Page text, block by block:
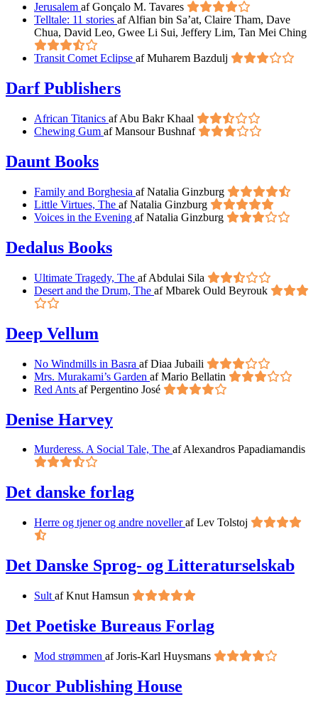
Jerusalem af Gonçalo M. Tavares
Telltale: 11 stories af Alfian bin Sa’at, Claire Tham, Dave
Chua, David Leo, Gwee Li Sui, Jeffery Lim, Tan Mei Ching
Transit Comet Eclipse af Muharem Bazdulj
Darf Publishers
African Titanics af Abu Bakr Khaal
Chewing Gum af Mansour Bushnaf
Daunt Books
Family and Borghesia af Natalia Ginzburg
Little Virtues, The af Natalia Ginzburg
Voices in the Evening af Natalia Ginzburg
Dedalus Books
Ultimate Tragedy, The af Abdulai Sila
Desert and the Drum, The af Mbarek Ould Beyrouk
Deep Vellum
No Windmills in Basra af Diaa Jubaili
Mrs. Murakami’s Garden af Mario Bellatin
Red Ants af Pergentino José
Denise Harvey
Murderess. A Social Tale, The af Alexandros Papadiamandis
Det danske forlag
Herre og tjener og andre novelleraf Lev Tolstoj
Det Danske Sprog- og Litteraturselskab
Sult af Knut Hamsun
Det Poetiske Bureaus Forlag
Mod strømmen af Joris-Karl Huysmans
Ducor Publishing House